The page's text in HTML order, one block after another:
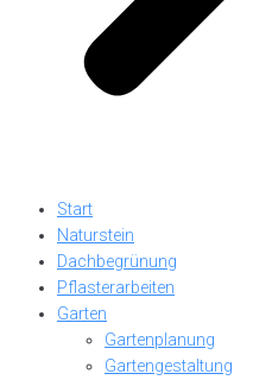
Start
Naturstein
Dachbegrünung
Pflasterarbeiten
Garten
Gartenplanung
Gartengestaltung